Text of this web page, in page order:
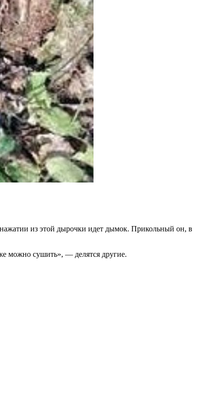
из этой дырочки идет дымок. Прикольный он, в
можно сушить», — делятся другие.